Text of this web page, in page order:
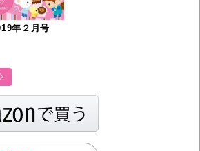
年２月号